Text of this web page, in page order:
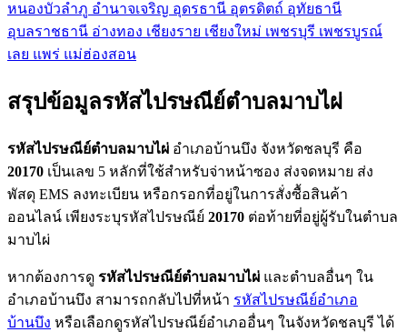
หนองบัวลำภู อำนาจเจริญ อุดรธานี อุตรดิตถ์ อุทัยธานี
อุบลราชธานี อ่างทอง เชียงราย เชียงใหม่ เพชรบุรี เพชรบูรณ์
เลย แพร่ แม่ฮ่องสอน
สรุปข้อมูลรหัสไปรษณีย์ตำบลมาบไผ่
รหัสไปรษณีย์ตำบลมาบไผ่ อำเภอบ้านบึง จังหวัดชลบุรี คือ
20170 เป็นเลข 5 หลักที่ใช้สำหรับจ่าหน้าซอง ส่งจดหมาย ส่ง
พัสดุ EMS ลงทะเบียน หรือกรอกที่อยู่ในการสั่งซื้อสินค้า
ออนไลน์ เพียงระบุรหัสไปรษณีย์ 20170 ต่อท้ายที่อยู่ผู้รับในตำบล
มาบไผ่
หากต้องการดู รหัสไปรษณีย์ตำบลมาบไผ่ และตำบลอื่นๆ ใน
อำเภอบ้านบึง สามารถกลับไปที่หน้า รหัสไปรษณีย์อำเภอ
บ้านบึง หรือเลือกดูรหัสไปรษณีย์อำเภออื่นๆ ในจังหวัดชลบุรี ได้